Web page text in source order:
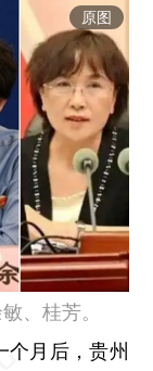
原图
、桂芳。
个月后，贵州